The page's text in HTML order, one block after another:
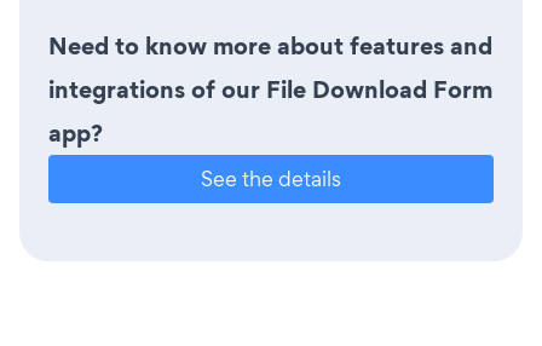
Need to know more about features and
integrations of our File Download Form
app?
See the details